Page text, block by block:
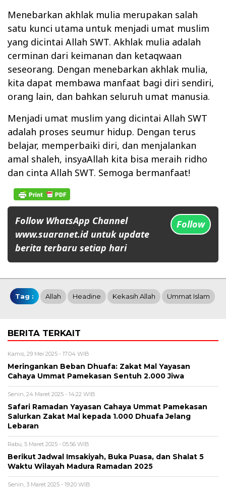
Menebarkan akhlak mulia merupakan salah
satu kunci utama untuk menjadi umat muslim
yang dicintai Allah SWT. Akhlak mulia adalah
cerminan dari keimanan dan ketaqwaan
seseorang. Dengan menebarkan akhlak mulia,
kita dapat membawa manfaat bagi diri sendiri,
orang lain, dan bahkan seluruh umat manusia.
Menjadi umat muslim yang dicintai Allah SWT
adalah proses seumur hidup. Dengan terus
belajar, memperbaiki diri, dan menjalankan
amal shaleh, insyaAllah kita bisa meraih ridho
dan cinta Allah SWT. Semoga bermanfaat!
Follow WhatsApp Channel
www.suaranet.id untuk update
berita terbaru setiap hari
Follow
Tag : Allah Headine Kekasih Allah Ummat Islam
BERITA TERKAIT
Kamis, 29 Mei 2025 - 17:04 WIB
Meringankan Beban Dhuafa: Zakat Mal Yayasan
Cahaya Ummat Pamekasan Sentuh 2.000 Jiwa
Senin, 24 Maret 2025 - 14:22 WIB
Safari Ramadan Yayasan Cahaya Ummat Pamekasan
Salurkan Zakat Mal kepada 1.000 Dhuafa Jelang
Lebaran
Rabu, 5 Maret 2025 - 05:56 WIB
Berikut Jadwal Imsakiyah, Buka Puasa, dan Shalat 5
Waktu Wilayah Madura Ramadan 2025
Senin, 3 Maret 2025 - 19:20 WIB